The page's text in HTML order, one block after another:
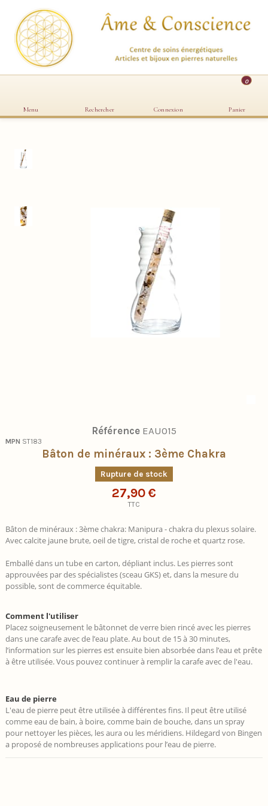
Menu Rechercher Connexion
0
Panier
Référence EAU015
MPN ST183
Bâton de minéraux : 3ème Chakra
Rupture de stock
27,90 €
TTC
Bâton de minéraux : 3ème chakra: Manipura - chakra du plexus solaire.
Avec calcite jaune brute, oeil de tigre, cristal de roche et quartz rose.
Emballé dans un tube en carton, dépliant inclus. Les pierres sont
approuvées par des spécialistes (sceau GKS) et, dans la mesure du
possible, sont de commerce équitable.
​Comment l'utiliser
Placez soigneusement le bâtonnet de verre bien rincé avec les pierres
dans une carafe avec de l’eau plate. Au bout de 15 à 30 minutes,
l’information sur les pierres est ensuite bien absorbée dans l’eau et prête
à être utilisée. Vous pouvez continuer à remplir la carafe avec de l'eau.
Eau de pierre
L'eau de pierre peut être utilisée à différentes fins. Il peut être utilisé
comme eau de bain, à boire, comme bain de bouche, dans un spray
pour nettoyer les pièces, les aura ou les méridiens. Hildegard von Bingen
a proposé de nombreuses applications pour l’eau de pierre.